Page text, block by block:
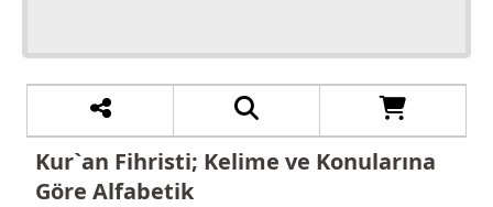
Kur`an Fihristi; Kelime ve Konularına
Göre Alfabetik